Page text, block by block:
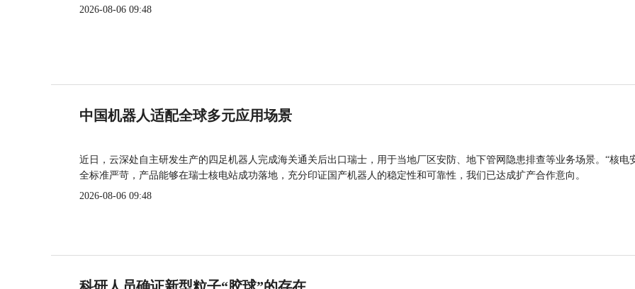
2026-08-06 09:48
中国机器人适配全球多元应用场景
近日，云深处自主研发生产的四足机器人完成海关通关后出口瑞士，用于当地厂区安防、地下管网隐患排查等业务场景。“核电
全标准严苛，产品能够在瑞士核电站成功落地，充分印证国产机器人的稳定性和可靠性，我们已达成扩产合作意向。
2026-08-06 09:48